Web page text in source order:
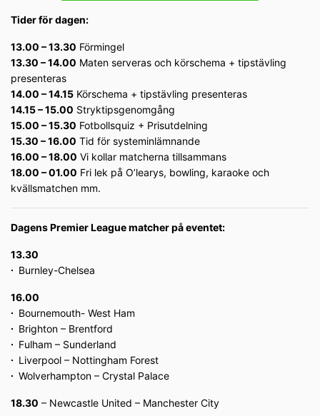
Tider för dagen:
13.00 – 13.30 Förmingel
13.30 – 14.00 Maten serveras och körschema + tipstävling
presenteras
14.00 – 14.15 Körschema + tipstävling presenteras
14.15 – 15.00 Stryktipsgenomgång
15.00 – 15.30 Fotbollsquiz + Prisutdelning
15.30 – 16.00 Tid för systeminlämnande
16.00 – 18.00 Vi kollar matcherna tillsammans
18.00 – 01.00 Fri lek på O’learys, bowling, karaoke och
kvällsmatchen mm.
Dagens Premier League matcher på eventet:
13.30
∙ Burnley-Chelsea
16.00
∙ Bournemouth- West Ham
∙ Brighton – Brentford
∙ Fulham – Sunderland
∙ Liverpool – Nottingham Forest
∙ Wolverhampton – Crystal Palace
18.30 – Newcastle United – Manchester City